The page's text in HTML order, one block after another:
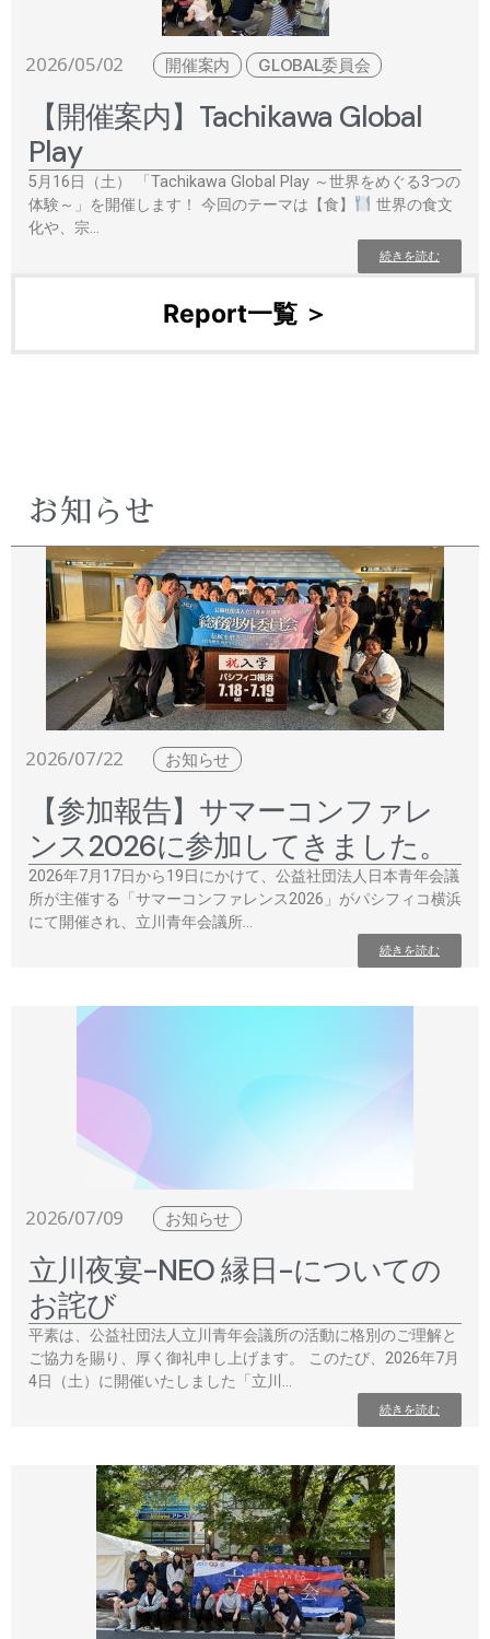
2026/05/02 開催案内 GLOBAL委員会
【開催案内】Tachikawa Global
Play
5月16日（土） 「Tachikawa Global Play ～世界をめぐる3つの
体験～」を開催します！ 今回のテーマは【食】
世界の食文
化や、宗…
続きを読む
Report一覧 ＞
お知らせ
2026/07/22 お知らせ
【参加報告】サマーコンファレ
ンス2026に参加してきました。
2026年7月17日から19日にかけて、公益社団法人日本青年会議
所が主催する「サマーコンファレンス2026」がパシフィコ横浜
にて開催され、立川青年会議所…
続きを読む
2026/07/09 お知らせ
立川夜宴-NEO 縁日-についての
お詫び
平素は、公益社団法人立川青年会議所の活動に格別のご理解と
ご協力を賜り、厚く御礼申し上げます。 このたび、2026年7月
4日（土）に開催いたしました「立川…
続きを読む